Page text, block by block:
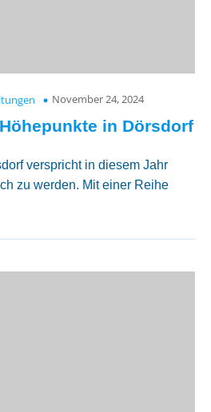
November 24, 2024
in Dörsdorf
verspricht in diesem Jahr
zu werden. Mit einer Reihe